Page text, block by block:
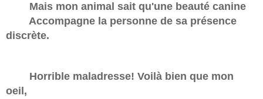
Mais mon animal sait qu'une beauté canine
Accompagne la personne de sa présence
discrète.
Horrible maladresse! Voilà bien que mon
oeil,